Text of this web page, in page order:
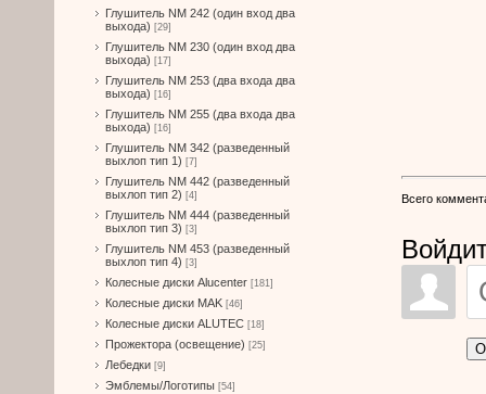
Глушитель NM 242 (один вход два
выхода) [29]
Глушитель NM 230 (один вход два
выхода) [17]
Глушитель NM 253 (два входа два
выхода) [16]
Глушитель NM 255 (два входа два
выхода) [16]
Глушитель NM 342 (разведенный
выхлоп тип 1) [7]
Глушитель NM 442 (разведенный
выхлоп тип 2) [4]
Глушитель NM 444 (разведенный
выхлоп тип 3) [3]
Глушитель NM 453 (разведенный
выхлоп тип 4) [3]
Колесные диски Alucenter [181]
Колесные диски MAK [46]
Колесные диски ALUTEC [18]
Прожектора (освещение) [25]
Лебедки [9]
Эмблемы/Логотипы [54]
Всего